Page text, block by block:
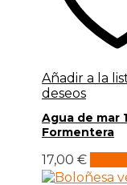
Añadir a la
deseos
Agua de mar
Formentera
17,00 €